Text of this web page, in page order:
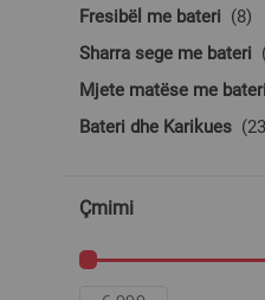
Fresibël me bateri
8
Sharra sege me bateri
Mjete matëse me bateri
Bateri dhe Karikues
23
Çmimi